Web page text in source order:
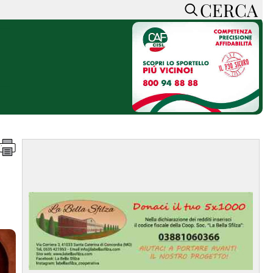
CERCA
ACCEDI o REGISTRATI
CONTATTI
CON NOI
SOSTIENI LA PRESSA
CONOSCI LA PRESSA
FEED RSS
MAPPA DEL SITO
NORMATIVE
DEONTOLOGICHE
CERCA